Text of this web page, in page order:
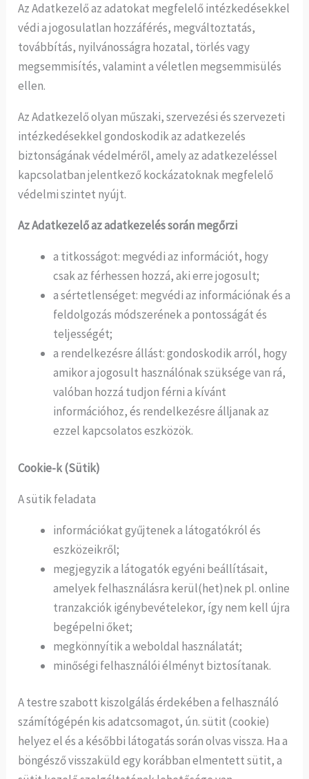
Az Adatkezelő az adatokat megfelelő intézkedésekkel
védi a jogosulatlan hozzáférés, megváltoztatás,
továbbítás, nyilvánosságra hozatal, törlés vagy
megsemmisítés, valamint a véletlen megsemmisülés
ellen.
Az Adatkezelő olyan műszaki, szervezési és szervezeti
intézkedésekkel gondoskodik az adatkezelés
biztonságának védelméről, amely az adatkezeléssel
kapcsolatban jelentkező kockázatoknak megfelelő
védelmi szintet nyújt.
Az Adatkezelő az adatkezelés során megőrzi
a titkosságot: megvédi az információt, hogy
csak az férhessen hozzá, aki erre jogosult;
a sértetlenséget: megvédi az információnak és a
feldolgozás módszerének a pontosságát és
teljességét;
a rendelkezésre állást: gondoskodik arról, hogy
amikor a jogosult használónak szüksége van rá,
valóban hozzá tudjon férni a kívánt
információhoz, és rendelkezésre álljanak az
ezzel kapcsolatos eszközök.
Cookie-k (Sütik)
A sütik feladata
információkat gyűjtenek a látogatókról és
eszközeikről;
megjegyzik a látogatók egyéni beállításait,
amelyek felhasználásra kerül(het)nek pl. online
tranzakciók igénybevételekor, így nem kell újra
begépelni őket;
megkönnyítik a weboldal használatát;
minőségi felhasználói élményt biztosítanak.
A testre szabott kiszolgálás érdekében a felhasználó
számítógépén kis adatcsomagot, ún. sütit (cookie)
helyez el és a későbbi látogatás során olvas vissza. Ha a
böngésző visszaküld egy korábban elmentett sütit, a